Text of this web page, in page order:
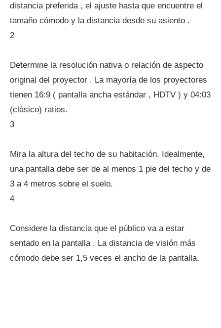
distancia preferida , el ajuste hasta que encuentre el
tamaño cómodo y la distancia desde su asiento .
2
Determine la resolución nativa o relación de aspecto
original del proyector . La mayoría de los proyectores
tienen 16:9 ( pantalla ancha estándar , HDTV ) y 04:03
(clásico) ratios.
3
Mira la altura del techo de su habitación. Idealmente,
una pantalla debe ser de al menos 1 pie del techo y de
3 a 4 metros sobre el suelo.
4
Considere la distancia que el público va a estar
sentado en la pantalla . La distancia de visión más
cómodo debe ser 1,5 veces el ancho de la pantalla.